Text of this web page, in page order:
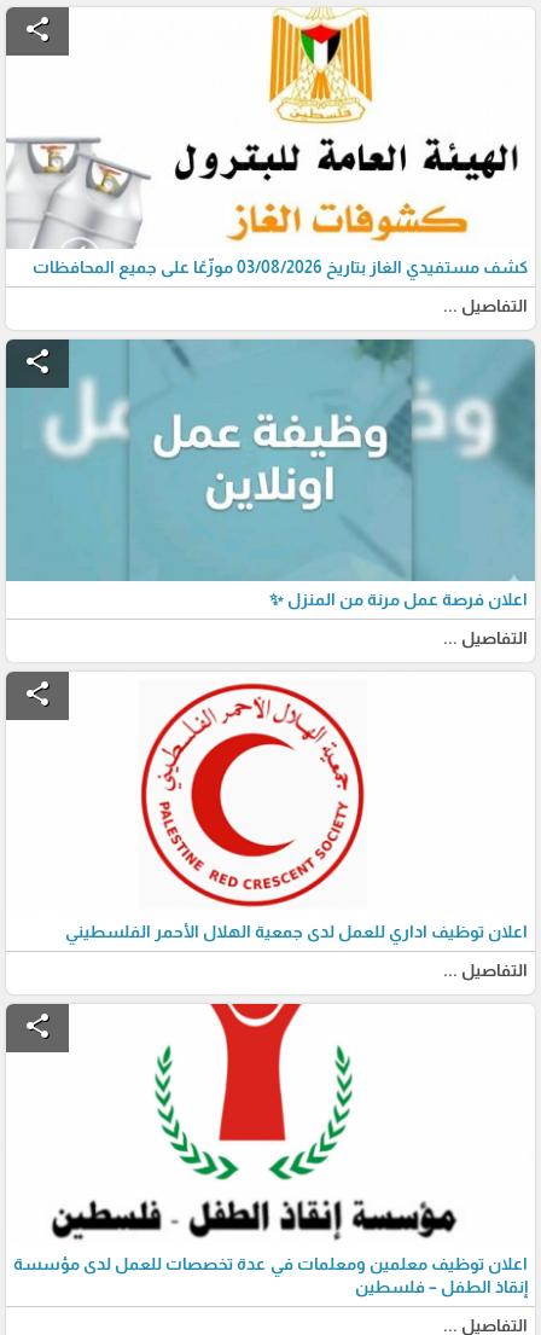
share
كشف مستفيدي الغاز بتاريخ 03/08/2026 موزّعًا على جميع المحافظات
التفاصيل ...
share
اعلان فرصة عمل مرنة من المنزل ✨
التفاصيل ...
share
اعلان توظيف اداري للعمل لدى جمعية الهلال الأحمر الفلسطيني
التفاصيل ...
share
اعلان توظيف معلمين ومعلمات في عدة تخصصات للعمل لدى مؤسسة
إنقاذ الطفل – فلسطين
التفاصيل ...